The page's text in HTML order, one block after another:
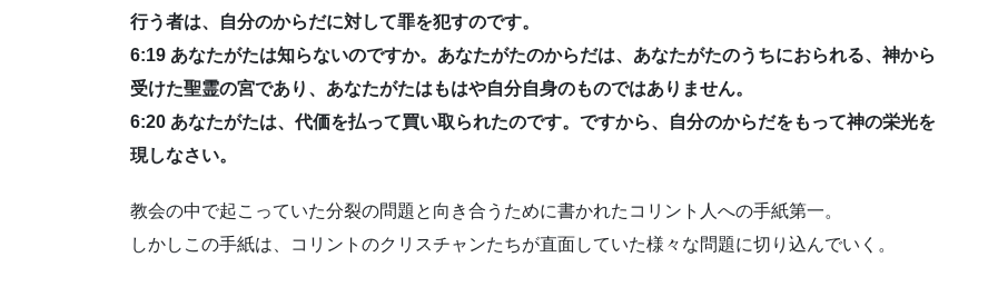
行う者は、自分のからだに対して罪を犯すのです。
6:19 あなたがたは知らないのですか。あなたがたのからだは、あなたがたのうちにおられる、神から
受けた聖霊の宮であり、あなたがたはもはや自分自身のものではありません。
6:20 あなたがたは、代価を払って買い取られたのです。ですから、自分のからだをもって神の栄光を
現しなさい。
教会の中で起こっていた分裂の問題と向き合うために書かれたコリント人への手紙第一。
しかしこの手紙は、コリントのクリスチャンたちが直面していた様々な問題に切り込んでいく。